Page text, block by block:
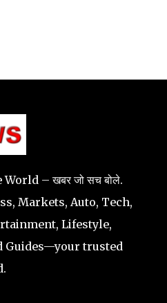
– खबर जो सच बोले.
Markets, Auto, Tech,
Lifestyle,
Guides—your trusted